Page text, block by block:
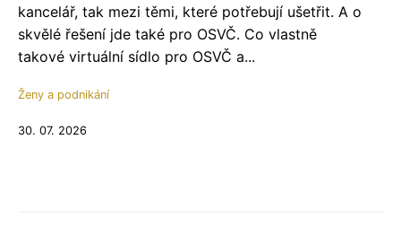
kancelář, tak mezi těmi, které potřebují ušetřit. A o
skvělé řešení jde také pro OSVČ. Co vlastně
takové virtuální sídlo pro OSVČ a...
Ženy a podnikání
30. 07. 2026